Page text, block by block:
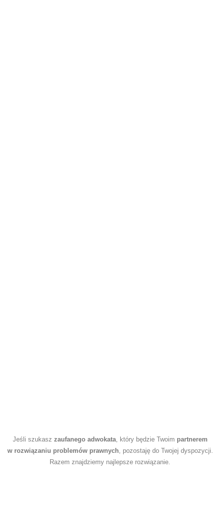
Jeśli szukasz zaufanego adwokata, który będzie Twoim partnerem
w rozwiązaniu problemów prawnych, pozostaję do Twojej dyspozycji.
Razem znajdziemy najlepsze rozwiązanie.